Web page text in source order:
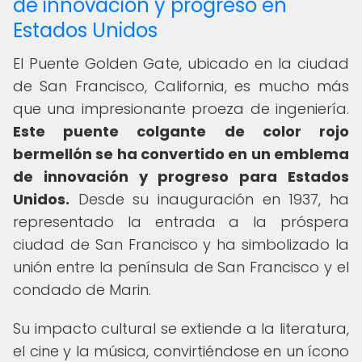
Estados Unidos
El Puente Golden Gate, ubicado en la ciudad
de San Francisco, California, es mucho más
que una impresionante proeza de ingeniería.
Este puente colgante de color rojo
bermellón se ha convertido en un emblema
de innovación y progreso para Estados
Unidos. Desde su inauguración en 1937, ha
representado la entrada a la próspera
ciudad de San Francisco y ha simbolizado la
unión entre la península de San Francisco y el
condado de Marin.
Su impacto cultural se extiende a la literatura,
el cine y la música, convirtiéndose en un ícono